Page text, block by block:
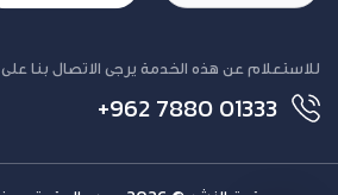
للاستعلام عن هذه الخدمة يرجى الاتصال بنا على
+962 7880 01333